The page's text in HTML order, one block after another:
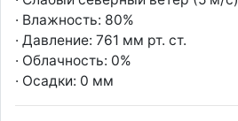
· Влажность: 80%
· Давление: 761 мм рт. ст.
· Облачность: 0%
· Осадки: 0 мм